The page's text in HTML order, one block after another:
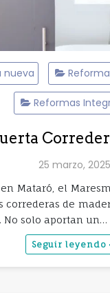
nueva
Reformas
25 marzo, 2025
Mataró, el
correderas de
No solo aportan un…
Seguir leyendo